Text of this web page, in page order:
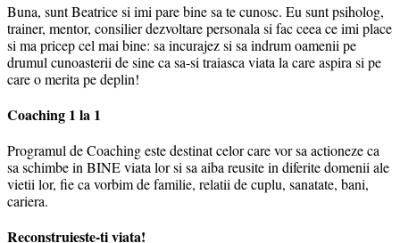
Buna, sunt Beatrice si imi pare bine sa te cunosc. Eu sunt psiholog,
trainer, mentor, consilier dezvoltare personala si fac ceea ce imi place
si ma pricep cel mai bine: sa incurajez si sa indrum oamenii pe
drumul cunoasterii de sine ca sa-si traiasca viata la care aspira si pe
care o merita pe deplin!
Coaching 1 la 1
Programul de Coaching este destinat celor care vor sa actioneze ca
sa schimbe in BINE viata lor si sa aiba reusite in diferite domenii ale
vietii lor, fie ca vorbim de familie, relatii de cuplu, sanatate, bani,
cariera.
Reconstruieste-ti viata!